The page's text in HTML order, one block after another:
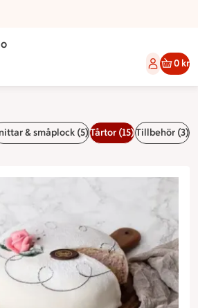
Kvantum Tranemo
0 kr
& småplock (5)Tårtor (15)Tillbehör (3)